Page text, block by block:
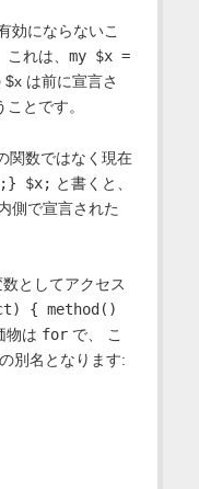
効にならないこ
れは、 my $x =
は前に宣言さ
とです。
関数ではなく現在
$x; と書くと、
側で宣言された
としてアクセス
{ method()
物は forで、 こ
別名となります: